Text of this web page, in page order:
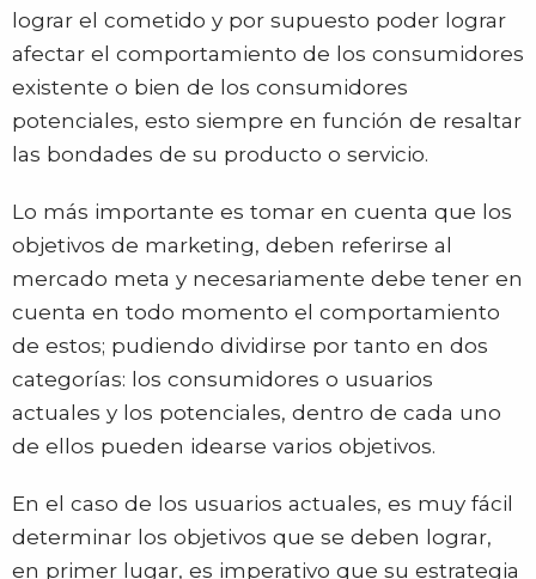
lograr el cometido y por supuesto poder lograr
afectar el comportamiento de los consumidores
existente o bien de los consumidores
potenciales, esto siempre en función de resaltar
las bondades de su producto o servicio.
Lo más importante es tomar en cuenta que los
objetivos de marketing, deben referirse al
mercado meta y necesariamente debe tener en
cuenta en todo momento el comportamiento
de estos; pudiendo dividirse por tanto en dos
categorías: los consumidores o usuarios
actuales y los potenciales, dentro de cada uno
de ellos pueden idearse varios objetivos.
En el caso de los usuarios actuales, es muy fácil
determinar los objetivos que se deben lograr,
en primer lugar, es imperativo que su estrategia